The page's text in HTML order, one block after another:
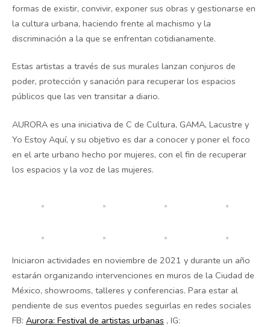
formas de existir, convivir, exponer sus obras y gestionarse en
la cultura urbana, haciendo frente al machismo y la
discriminación a la que se enfrentan cotidianamente.
Estas artistas a través de sus murales lanzan conjuros de
poder, protección y sanación para recuperar los espacios
públicos que las ven transitar a diario.
AURORA es una iniciativa de C de Cultura, GAMA, Lacustre y
Yo Estoy Aquí, y su objetivo es dar a conocer y poner el foco
en el arte urbano hecho por mujeres, con el fin de recuperar
los espacios y la voz de las mujeres.
Iniciaron actividades en noviembre de 2021 y durante un año
estarán organizando intervenciones en muros de la Ciudad de
México, showrooms, talleres y conferencias. Para estar al
pendiente de sus eventos puedes seguirlas en redes sociales
FB: Aurora: Festival de artistas urbanas , IG: